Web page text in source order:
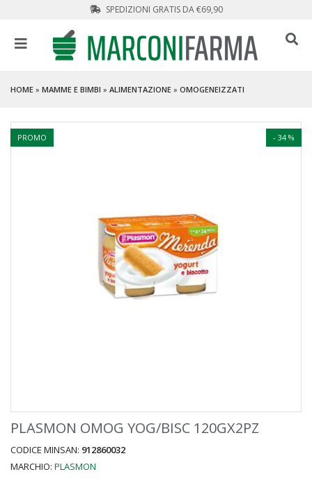
SPEDIZIONI GRATIS DA €69,90
HOME » MAMME E BIMBI » ALIMENTAZIONE » OMOGENEIZZATI
- 34 %
PROMO
PLASMON OMOG YOG/BISC 120GX2PZ
CODICE MINSAN: 912860032
MARCHIO: PLASMON